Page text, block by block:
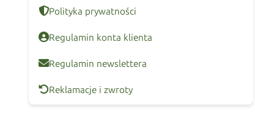
Polityka prywatności
Regulamin konta klienta
Regulamin newslettera
Reklamacje i zwroty